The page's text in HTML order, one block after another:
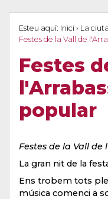
Esteu aquí: Inici › La
Festes de la Vall de
Festes
popular
Festes de la Vall de
La gran nit de la
Ens trobem tots
música comenci a